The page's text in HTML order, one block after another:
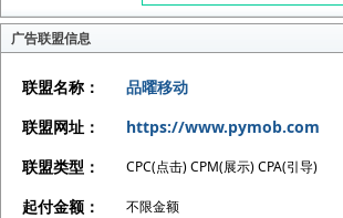
广告联盟信息
联盟名称：
品曜移动
联盟网址：
https://www.pymob.com
联盟类型：
CPC(点击) CPM(展示) CPA(引导)
起付金额： 不限金额